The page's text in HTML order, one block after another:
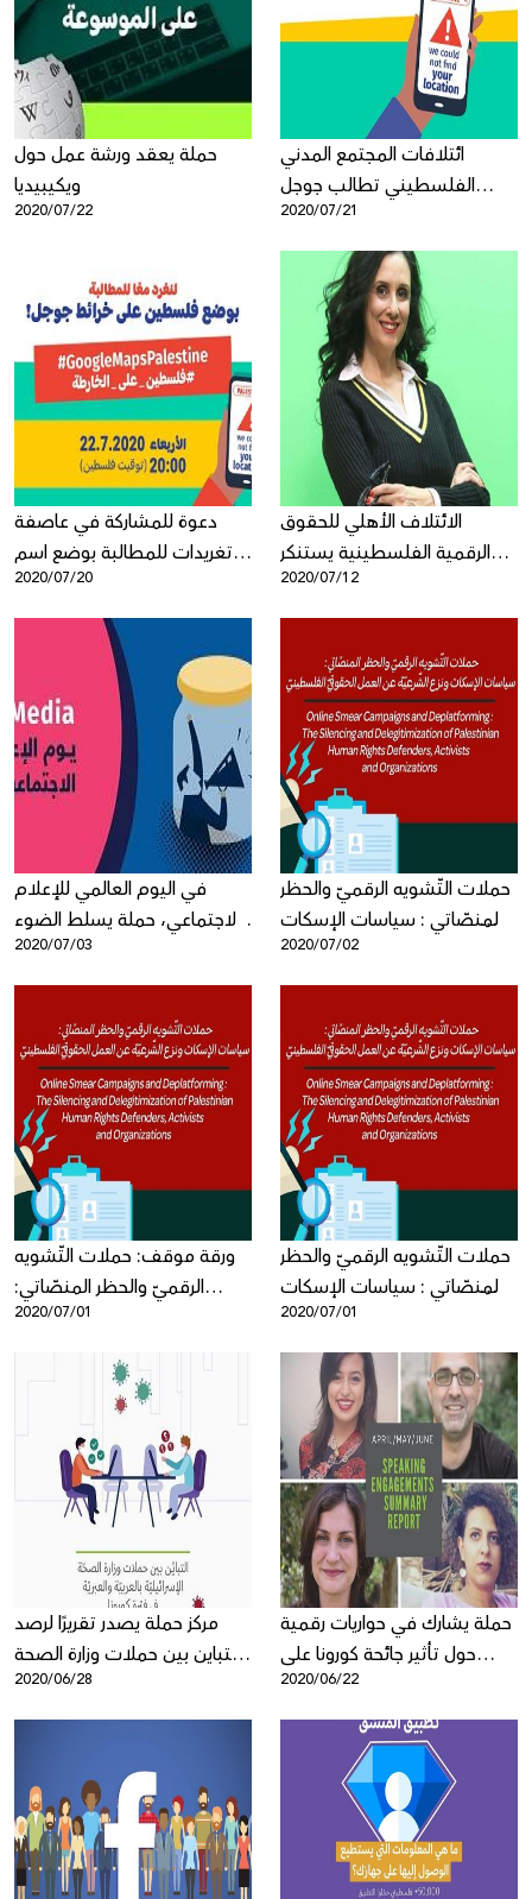
Donate
حملة يعقد ورشة عمل حول
ويكيبيديا
2020/07/22
ائتلافات المجتمع المدني
الفلسطيني تطالب جوجل
بوضع اسم فلسطين على
خرائطها
2020/07/21
دعوة للمشاركة في عاصفة
تغريدات للمطالبة بوضع اسم
"فلسطين" على خرائط جوجل
2020/07/20
الائتلاف الأهلي للحقوق
الرقمية الفلسطينية يستنكر
إضرام النار في مركبة الكاتبة
نادية حرحش على أيدي مجهول
2020/07/12
في اليوم العالمي للإعلام
الاجتماعي، حملة يسلط الضوء
على أبرز الانتهاكات الرقميّة بحق
الفلسطينيين
2020/07/03
حملات التّشويه الرقميّ والحظر
المنصّاتي : سياسات الإسكات
ونزع الشّرعيّة عن العمل
الحقوقيّ الفلسطينيّ - ورقة
2020/07/02
ورقة موقف: حملات التّشويه
الرقميّ والحظر المنصّاتي:
سياسات الإسكات ونزع الشّرعيّة
عن العمل الحقوقيّ
2020/07/01
حملات التّشويه الرقميّ والحظر
المنصّاتي : سياسات الإسكات
ونزع الشّرعيّة عن العمل
الحقوقيّ الفلسطينيّ
2020/07/01
مركز حملة يصدر تقريرًا لرصد
التباين بين حملات وزارة الصحة
الإسرائيلية باللغتين العربيّة
والعبريّة في فترة كورونا
2020/06/28
حملة يشارك في حواريات رقمية
حول تأثير جائحة كورونا على
الحقوق الرقمية
2020/06/22